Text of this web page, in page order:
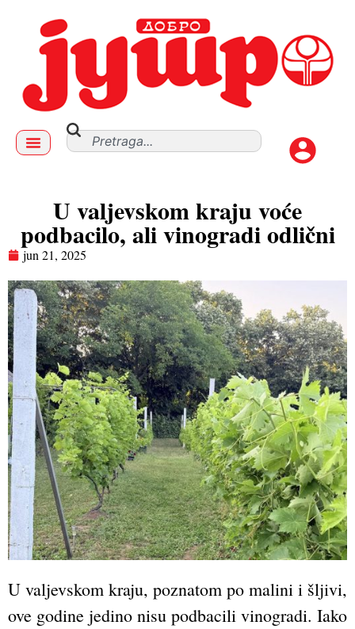
U valjevskom kraju voće
podbacilo, ali vinogradi odlični
jun 21, 2025
U valjevskom kraju, poznatom po malini i šljivi,
ove godine jedino nisu podbacili vinogradi. Iako